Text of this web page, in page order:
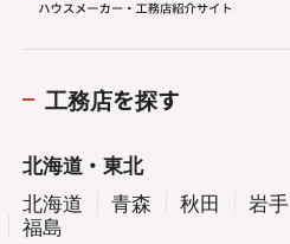
工務店を探す
北海道・東北
北海道
青森 秋田 岩手
福島